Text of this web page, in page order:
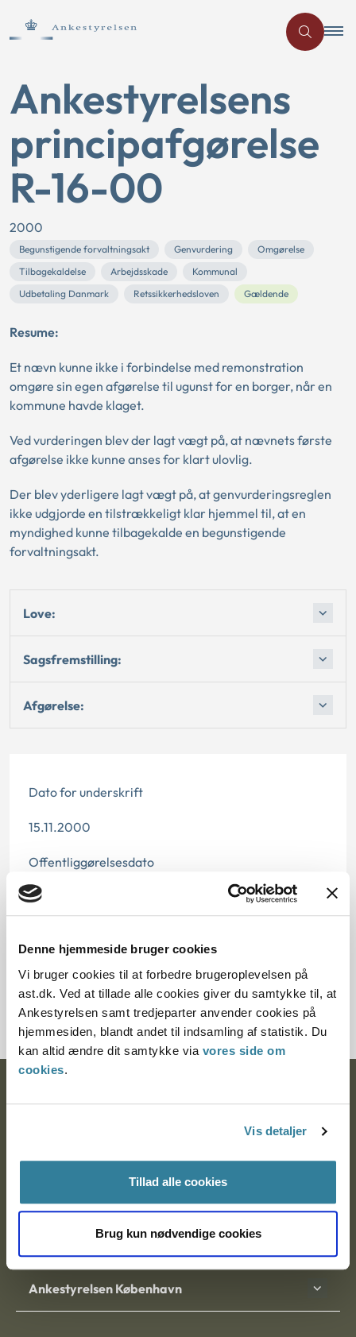
Denne hjemmeside bruger cookies
Vi bruger cookies til at forbedre brugeroplevelsen på
ast.dk. Ved at tillade alle cookies giver du samtykke til, at
Ankestyrelsen samt tredjeparter anvender cookies på
hjemmesiden, blandt andet til indsamling af statistik. Du
kan altid ændre dit samtykke via vores side om
cookies.
Vis detaljer
Tillad alle cookies
Brug kun nødvendige cookies
Ankestyrelsens
principafgørelse
R-16-00
2000
Begunstigende forvaltningsakt Genvurdering
Omgørelse
Tilbagekaldelse
Arbejdsskade
Kommunal
Udbetaling Danmark
Retssikkerhedsloven Gældende
Resume:
Et nævn kunne ikke i forbindelse med remonstration
omgøre sin egen afgørelse til ugunst for en borger, når en
kommune havde klaget.
Ved vurderingen blev der lagt vægt på, at nævnets første
afgørelse ikke kunne anses for klart ulovlig.
Der blev yderligere lagt vægt på, at genvurderingsreglen
ikke udgjorde en tilstrækkeligt klar hjemmel til, at en
myndighed kunne tilbagekalde en begunstigende
forvaltningsakt.
Love:
Sagsfremstilling:
Afgørelse:
Dato for underskrift
15.11.2000
Offentliggørelsesdato
11.07.2013
§ 66 § 69
Journalnummer J.nr.: 700276-99
Nytorv 7, 2. sal
Ankestyrelsen Aalborg
Ankestyrelsen København